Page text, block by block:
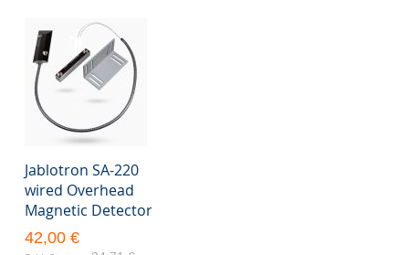
Jablotron SA-220
wired Overhead
Magnetic Detector
42,00 €